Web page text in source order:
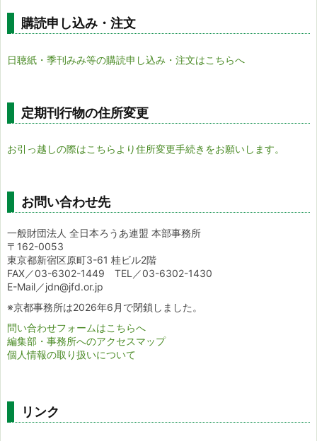
購読申し込み・注文
日聴紙・季刊みみ等の購読申し込み・注文はこちらへ
定期刊行物の住所変更
お引っ越しの際はこちらより住所変更手続きをお願いします。
お問い合わせ先
一般財団法人 全日本ろうあ連盟 本部事務所
〒162-0053
東京都新宿区原町3-61 桂ビル2階
FAX／03-6302-1449 TEL／03-6302-1430
E-Mail／jdn@jfd.or.jp
※京都事務所は2026年6月で閉鎖しました。
問い合わせフォームはこちらへ
編集部・事務所へのアクセスマップ
個人情報の取り扱いについて
リンク